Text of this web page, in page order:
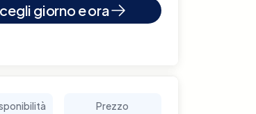
giorno e ora
Prezzo